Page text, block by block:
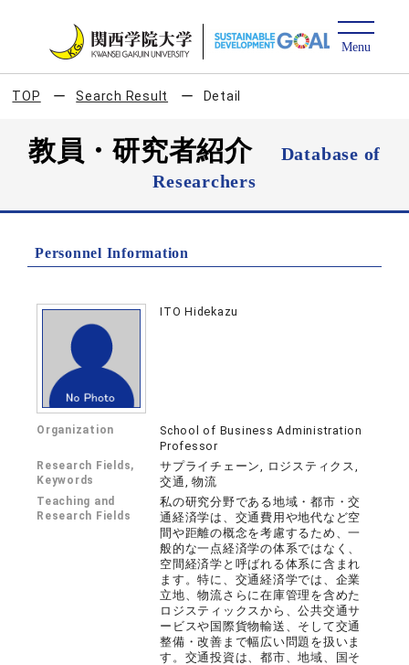
TOP Search Result Detail
教員・研究者紹介
Database of
Researchers
Personnel Information
ITO Hidekazu
Organization
School of Business Administration
Professor
Research Fields,
Keywords
サプライチェーン, ロジスティクス,
交通, 物流
Teaching and
Research Fields
私の研究分野である地域・都市・交
通経済学は、交通費用や地代など空
間や距離の概念を考慮するため、一
般的な一点経済学の体系ではなく、
空間経済学と呼ばれる体系に含まれ
ます。特に、交通経済学では、企業
立地、物流さらに在庫管理を含めた
ロジスティックスから、公共交通サ
ービスや国際貨物輸送、そして交通
整備・改善まで幅広い問題を扱いま
す。交通投資は、都市、地域、国そ